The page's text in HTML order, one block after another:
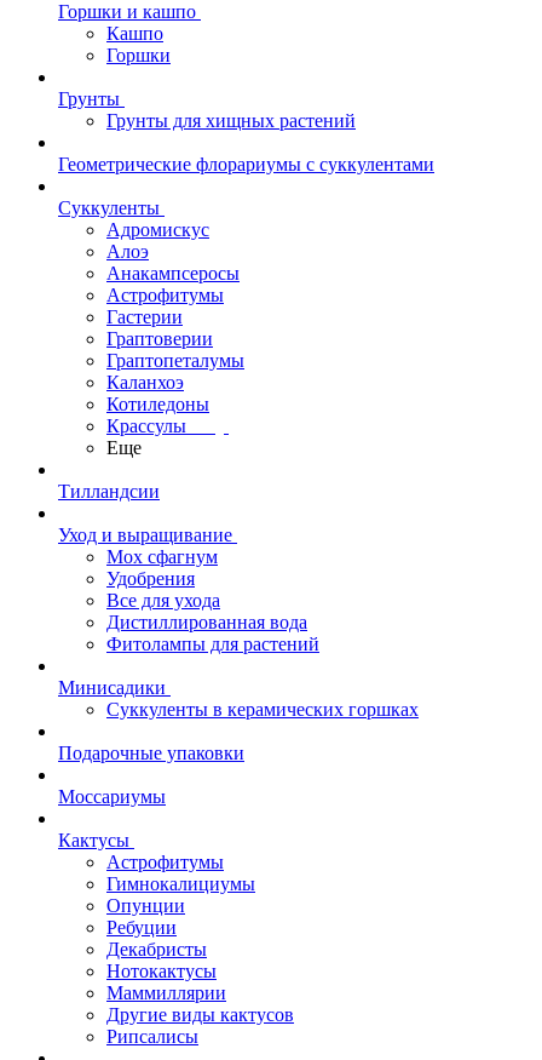
Горшки и кашпо
Кашпо
Горшки
Грунты
Грунты для хищных растений
Геометрические флорариумы с суккулентами
Суккуленты
Адромискус
Алоэ
Анакампсеросы
Астрофитумы
Гастерии
Граптоверии
Граптопеталумы
Каланхоэ
Котиледоны
Крассулы
Еще
Тилландсии
Уход и выращивание
Мох сфагнум
Удобрения
Все для ухода
Дистиллированная вода
Фитолампы для растений
Минисадики
Суккуленты в керамических горшках
Подарочные упаковки
Моссариумы
Кактусы
Астрофитумы
Гимнокалициумы
Опунции
Ребуции
Декабристы
Нотокактусы
Маммиллярии
Другие виды кактусов
Рипсалисы